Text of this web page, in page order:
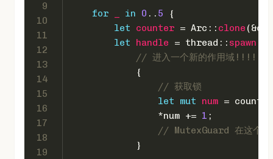
9
10
11
12
13
14
15
16
17
18
19
for
in 0 .. 5 {
let
counter = Arc:: clone
let
handle = thread:: spawn
// 进入一个新的作用域
            {
// 获取锁
let
mut num =
                *num +=
1 ;
// MutexGuard 在这个作
            }